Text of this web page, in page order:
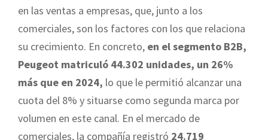
en las ventas a empresas, que, junto a los
comerciales, son los factores con los que relaciona
su crecimiento. En concreto, en el segmento B2B,
Peugeot matriculó 44.302 unidades, un 26%
más que en 2024, lo que le permitió alcanzar una
cuota del 8% y situarse como segunda marca por
volumen en este canal. En el mercado de
comerciales, la compañía registró 24.719